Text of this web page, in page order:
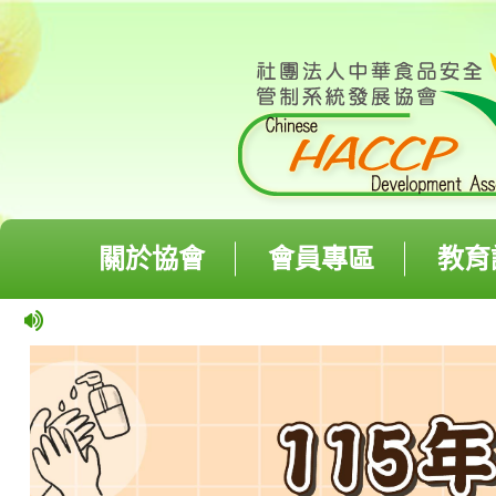
關於協會 會員專區 教